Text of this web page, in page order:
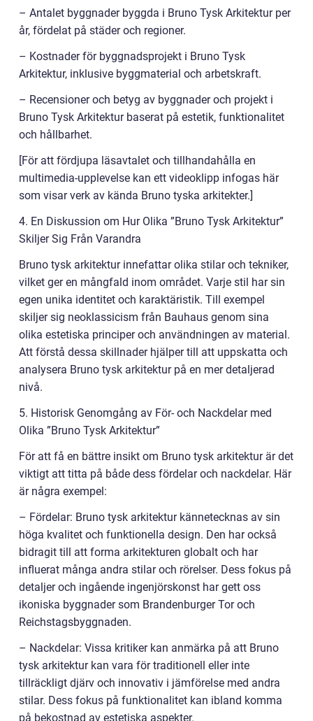
– Antalet byggnader byggda i Bruno Tysk Arkitektur per
år, fördelat på städer och regioner.
– Kostnader för byggnadsprojekt i Bruno Tysk
Arkitektur, inklusive byggmaterial och arbetskraft.
– Recensioner och betyg av byggnader och projekt i
Bruno Tysk Arkitektur baserat på estetik, funktionalitet
och hållbarhet.
[För att fördjupa läsavtalet och tillhandahålla en
multimedia-upplevelse kan ett videoklipp infogas här
som visar verk av kända Bruno tyska arkitekter.]
4. En Diskussion om Hur Olika ”Bruno Tysk Arkitektur”
Skiljer Sig Från Varandra
Bruno tysk arkitektur innefattar olika stilar och tekniker,
vilket ger en mångfald inom området. Varje stil har sin
egen unika identitet och karaktäristik. Till exempel
skiljer sig neoklassicism från Bauhaus genom sina
olika estetiska principer och användningen av material.
Att förstå dessa skillnader hjälper till att uppskatta och
analysera Bruno tysk arkitektur på en mer detaljerad
nivå.
5. Historisk Genomgång av För- och Nackdelar med
Olika ”Bruno Tysk Arkitektur”
För att få en bättre insikt om Bruno tysk arkitektur är det
viktigt att titta på både dess fördelar och nackdelar. Här
är några exempel:
– Fördelar: Bruno tysk arkitektur kännetecknas av sin
höga kvalitet och funktionella design. Den har också
bidragit till att forma arkitekturen globalt och har
influerat många andra stilar och rörelser. Dess fokus på
detaljer och ingående ingenjörskonst har gett oss
ikoniska byggnader som Brandenburger Tor och
Reichstagsbyggnaden.
– Nackdelar: Vissa kritiker kan anmärka på att Bruno
tysk arkitektur kan vara för traditionell eller inte
tillräckligt djärv och innovativ i jämförelse med andra
stilar. Dess fokus på funktionalitet kan ibland komma
på bekostnad av estetiska aspekter.